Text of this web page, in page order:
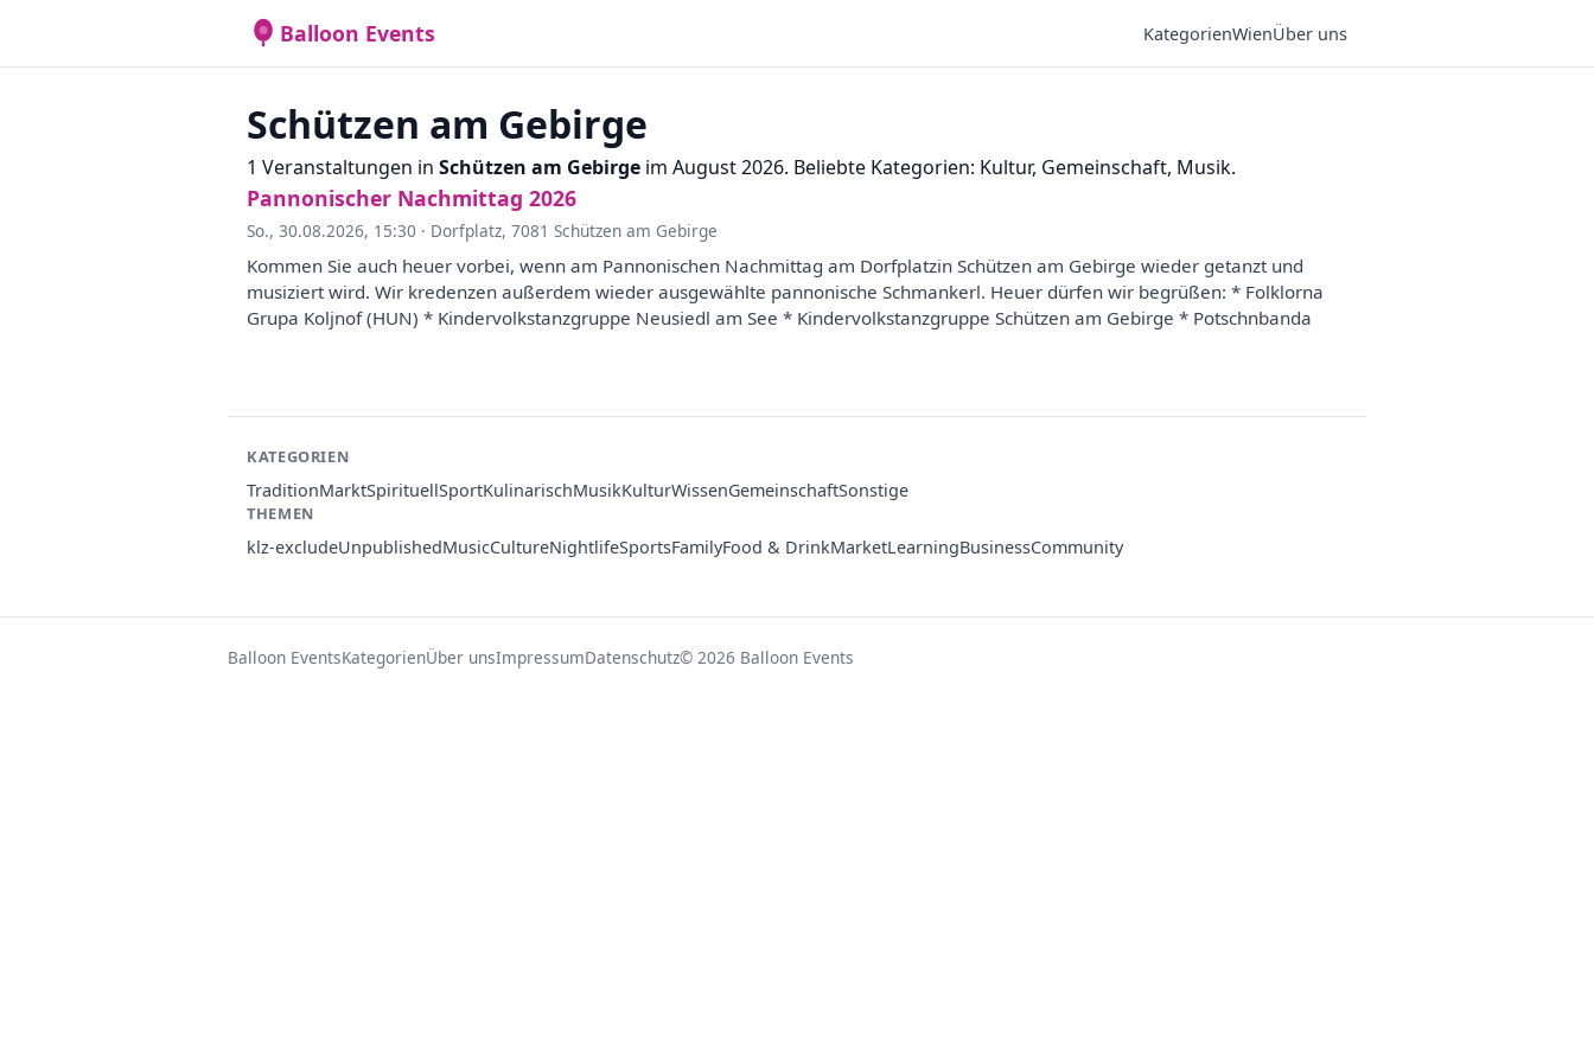
Balloon Events KategorienWienÜber uns
Schützen am Gebirge
1 Veranstaltungen in Schützen am Gebirge im August 2026. Beliebte Kategorien: Kultur, Gemeinschaft, Musik.
Pannonischer Nachmittag 2026
So., 30.08.2026, 15:30 · Dorfplatz, 7081 Schützen am Gebirge
Kommen Sie auch heuer vorbei, wenn am Pannonischen Nachmittag am Dorfplatzin Schützen am Gebirge wieder getanzt und
musiziert wird. Wir kredenzen außerdem wieder ausgewählte pannonische Schmankerl. Heuer dürfen wir begrüßen: * Folklorna
Grupa Koljnof (HUN) * Kindervolkstanzgruppe Neusiedl am See * Kindervolkstanzgruppe Schützen am Gebirge * Potschnbanda
KATEGORIEN
TraditionMarktSpirituellSportKulinarischMusikKulturWissenGemeinschaftSonstige
THEMEN
klz-excludeUnpublishedMusicCultureNightlifeSportsFamilyFood & DrinkMarketLearningBusinessCommunity
Balloon EventsKategorienÜber unsImpressumDatenschutz© 2026 Balloon Events